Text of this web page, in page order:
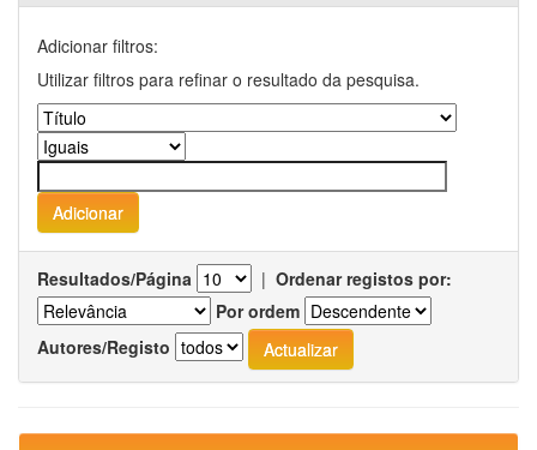
Adicionar filtros:
Utilizar filtros para refinar o resultado da pesquisa.
Resultados/Página | Ordenar registos por:
Por ordem
Autores/Registo